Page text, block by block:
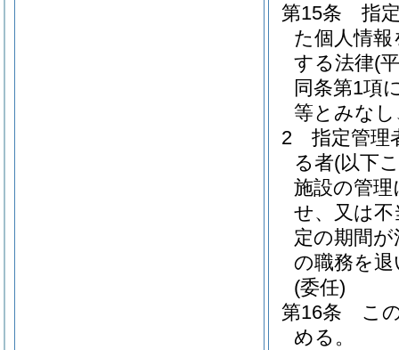
第15条
指
た個人情
する法律(
同条第1項
等とみな
2
指定管理
る者(以下
施設の管
せ、又は
定の期間
の職務を
(委任)
第16条
こ
める。